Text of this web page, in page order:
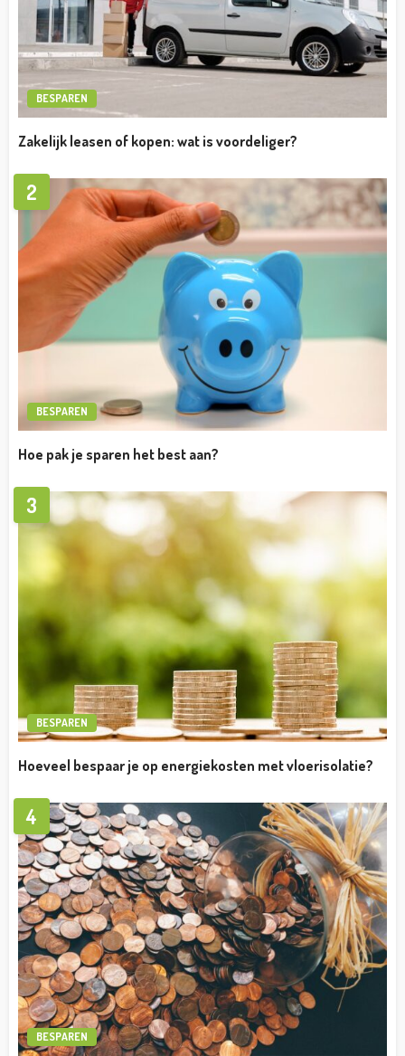
BESPAREN
Zakelijk leasen of kopen: wat is voordeliger?
2
BESPAREN
Hoe pak je sparen het best aan?
3
BESPAREN
Hoeveel bespaar je op energiekosten met vloerisolatie?
4
BESPAREN